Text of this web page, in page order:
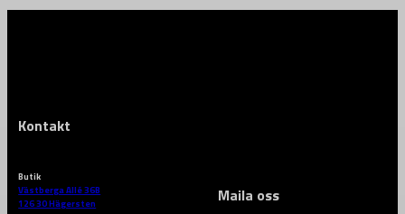
Kontakt
Butik
Västberga Allé 36B
126 30 Hägersten
Maila oss